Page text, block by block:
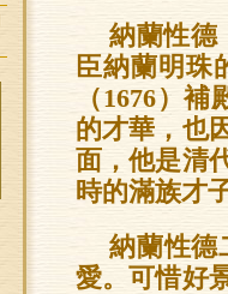
納蘭性德
臣納蘭明珠
（1676）
的才華，也
面，他是清
時的滿族才
納蘭性德
愛。可惜好